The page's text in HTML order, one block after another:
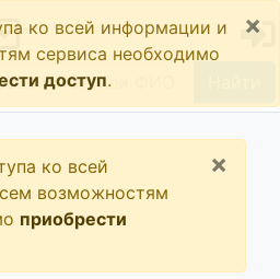
ко всей информации и
сервиса необходимо
доступ.
×
ко всей
возможностям
приобрести
×